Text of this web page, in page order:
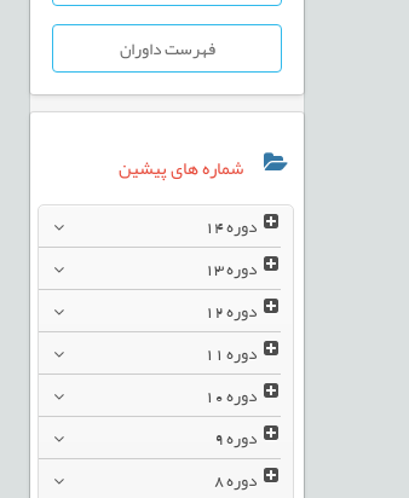
فهرست داوران
شماره های پیشین
دوره
دوره
دوره
دوره
دوره
دوره
دوره